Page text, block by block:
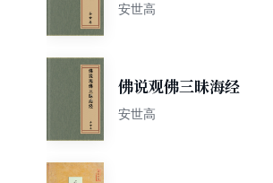
安世高
佛说观佛三昧海经
安世高